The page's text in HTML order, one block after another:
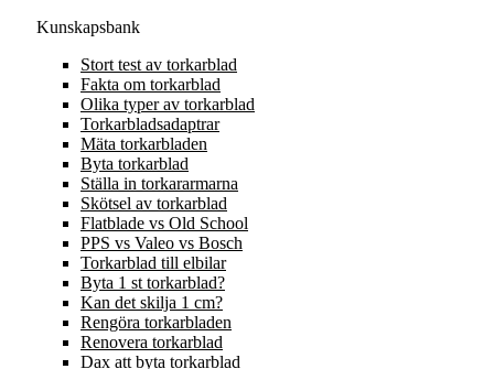
Kunskapsbank
Stort test av torkarblad
Fakta om torkarblad
Olika typer av torkarblad
Torkarbladsadaptrar
Mäta torkarbladen
Byta torkarblad
Ställa in torkararmarna
Skötsel av torkarblad
Flatblade vs Old School
PPS vs Valeo vs Bosch
Torkarblad till elbilar
Byta 1 st torkarblad?
Kan det skilja 1 cm?
Rengöra torkarbladen
Renovera torkarblad
Dax att byta torkarblad